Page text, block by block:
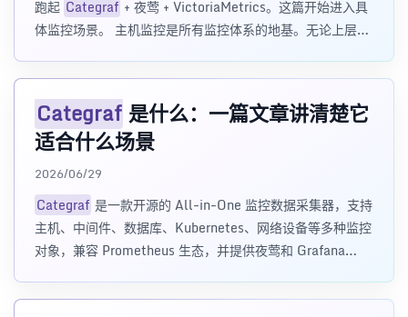
跑起 Categraf + 夜莺 + VictoriaMetrics。这篇开始进入具
体监控场景。 主机监控是所有监控体系的地基。无论上层跑
Categraf 是什么：一篇文章讲清楚它
适合什么场景
2026/06/29
Categraf 是一款开源的 All-in-One 监控数据采集器，支持
主机、中间件、数据库、Kubernetes、网络设备等多种监控
对象，兼容 Prometheus 生态，并提供夜莺和 Grafana